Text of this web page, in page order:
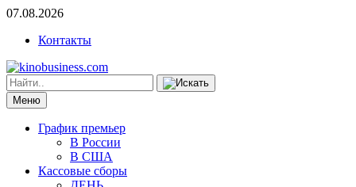
07.08.2026
Контакты
Меню
График премьер
В России
В США
Кассовые сборы